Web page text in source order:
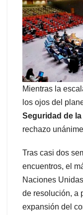
Mientras la
los ojos del
Seguridad de la
rechazo
Tras casi dos
encuentros, el
Naciones
de resolución, a
expansión del